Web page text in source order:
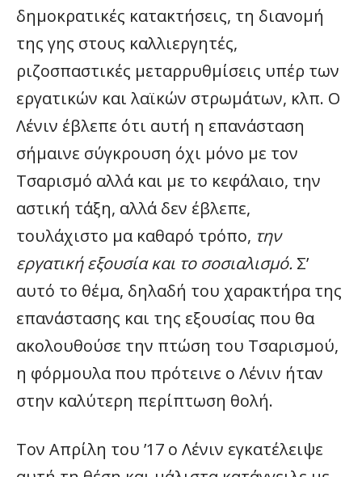
δημοκρατικές κατακτήσεις, τη διανομή
της γης στους καλλιεργητές,
ριζοσπαστικές μεταρρυθμίσεις υπέρ των
εργατικών και λαϊκών στρωμάτων, κλπ. Ο
Λένιν έβλεπε ότι αυτή η επανάσταση
σήμαινε σύγκρουση όχι μόνο με τον
Τσαρισμό αλλά και με το κεφάλαιο, την
αστική τάξη, αλλά δεν έβλεπε,
τουλάχιστο μα καθαρό τρόπο, την
εργατική εξουσία και το σοσιαλισμό. Σ’
αυτό το θέμα, δηλαδή του χαρακτήρα της
επανάστασης και της εξουσίας που θα
ακολουθούσε την πτώση του Τσαρισμού,
η φόρμουλα που πρότεινε ο Λένιν ήταν
στην καλύτερη περίπτωση θολή.
Τον Απρίλη του ’17 ο Λένιν εγκατέλειψε